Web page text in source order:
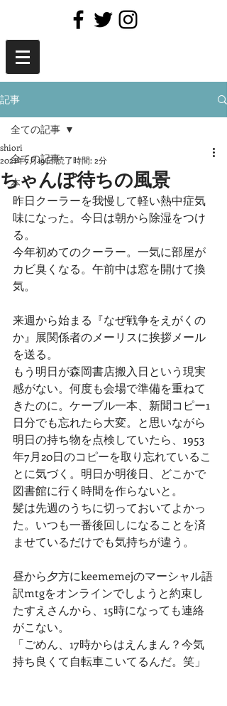
記事
全ての記事
本
全ての記事
ちゃんぽ待ちの風景
shiori
2021年7月19日読了時間: 2分
昨日クーラーを我慢して軽い熱中症気
味になった。今日は朝から除湿をつけ
る。
今年初めてのクーラー。一気に部屋が
カビ臭くなる。午前中は窓を開けて換
気。
来週から始まる『なぜ戦争をえがくの
か』展関係者のメーリスに挨拶メール
を送る。
もう明日が森岡書店搬入日という現実
感がない。何度も会場で準備を重ねて
きたのに。ケーブル一本、新聞コピー1
日分でも忘れたら大変。と思いながら
明日の持ち物を点検していたら、1953
年7月20日のコピーを取り忘れているこ
とに気づく。明日か明後日、どこかで
図書館に行く時間を作らないと。
髪は先週のうちに切っておいてよかっ
た。いつも一番後回しになることを済
ませているだけでも気持ちが違う。
昼から夕方にkeememejのマーシャル語
訳mtgをオンラインでしようと約束し
たすえさんから、15時になっても連絡
がこない。
「ごめん、17時からはえんまん？今気
持ち良くて自転車こいてるんだ。笑」